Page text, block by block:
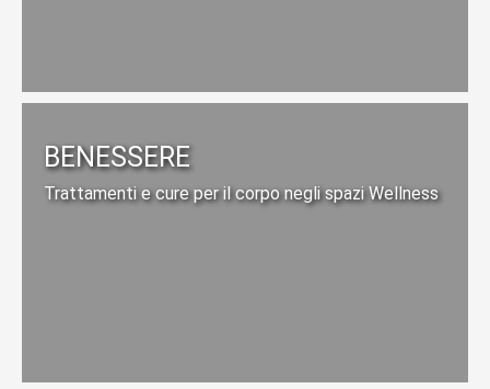
BENESSERE
Trattamenti e cure per il corpo negli spazi Wellness